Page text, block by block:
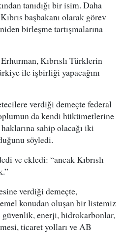
tanıdığı bir isim. Daha
başbakanı olarak görev
birleşme tartışmalarına
Kıbrıslı Türklerin
ile işbirliği yapacağını
verdiği demeçte federal
da kendi hükümetlerine
sahip olacağı iki
söyledi.
ve ekledi: “ancak Kıbrıslı
verdiği demeçte,
konudan oluşan bir listemiz
enerji, hidrokarbonlar,
ticaret yolları ve AB